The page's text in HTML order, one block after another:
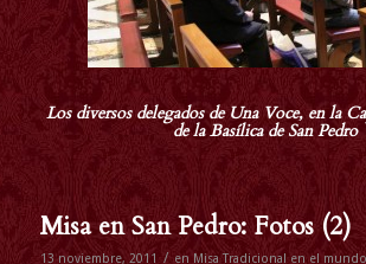
Los diversos delegados de Una Voce, en la
de la Basílica de San Pedro
Misa en San Pedro: Fotos (2)
13 noviembre, 2011 / en Misa Tradicional en el mundo